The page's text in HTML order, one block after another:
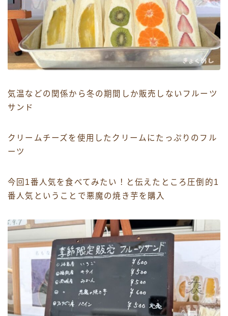
気温などの関係から冬の期間しか販売しないフルーツ
サンド
クリームチーズを使用したクリームにたっぷりのフル
ーツ
今回1番人気を食べてみたい！と伝えたところ圧倒的1
番人気ということで悪魔の焼き芋を購入